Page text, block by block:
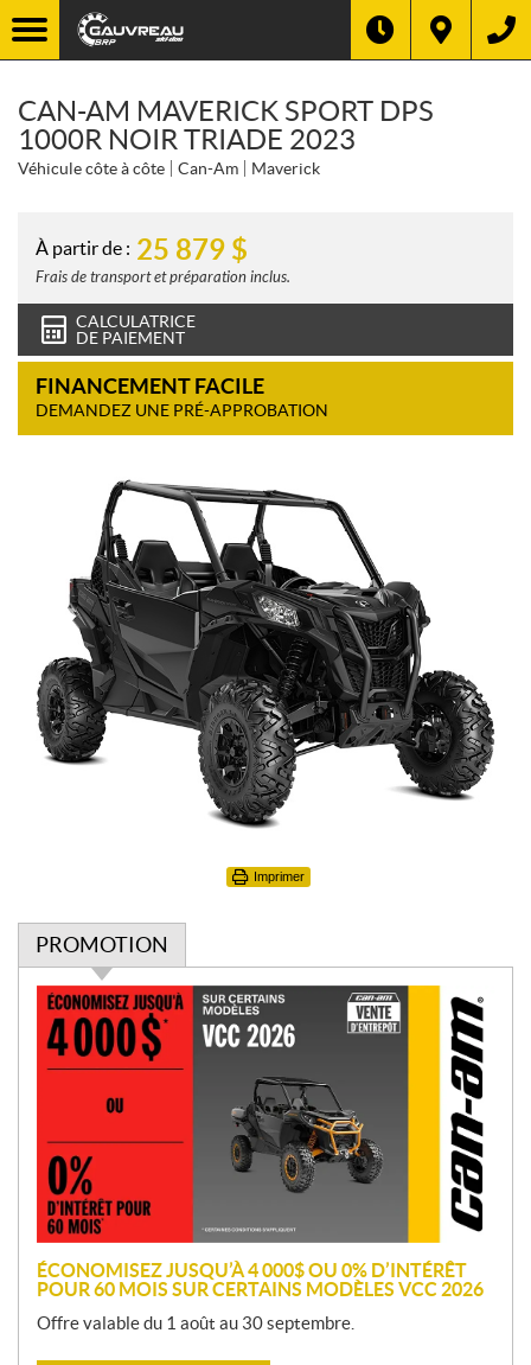
CAN-AM MAVERICK SPORT DPS
1000R NOIR TRIADE 2023
Véhicule côte à côte Can-Am Maverick
À partir de : 25 879 $
Frais de transport et préparation inclus.
CALCULATRICE
DE PAIEMENT
FINANCEMENT FACILE
DEMANDEZ UNE PRÉ-APPROBATION
Imprimer
PROMOTION
P
o
m
o
n
ÉCONOMISEZ JUSQU’À 4 000$ OU 0% D’INTÉRÊT
POUR 60 MOIS SUR CERTAINS MODÈLES VCC 2026
Offre valable du 1 août au 30 septembre.